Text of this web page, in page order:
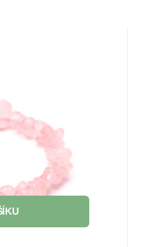
něhu a